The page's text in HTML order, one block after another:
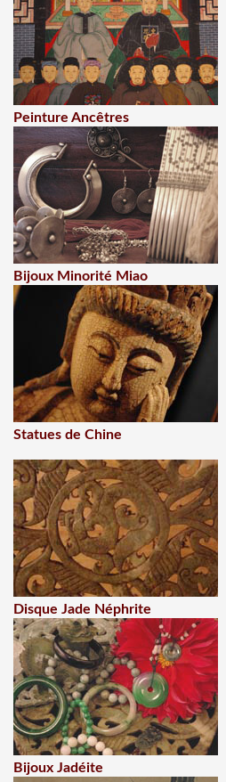
Peinture Ancêtres
Bijoux Minorité Miao
Statues de Chine
Disque Jade Néphrite
Bijoux Jadéite